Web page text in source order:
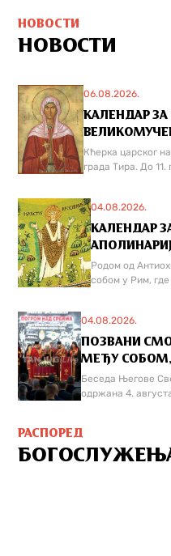
НОВОСТИ
НОВОСТИ
06.08.2026.
КАЛЕНДАР ЗА
Кћерка царског
града Тира. До
04.08.2026.
КАЛЕНДАР
Родом од
собом у Рим, где
04.08.2026.
ПОЗВАНИ
МЕЂУ СОБОМ,
Беседа Његове
одржана 4.
РАСПОРЕД